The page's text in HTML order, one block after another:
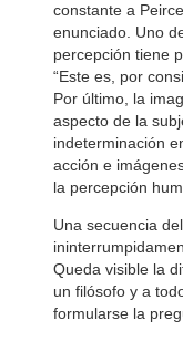
constante a
enunciado. Uno
percepción tiene
“Este es, por
Por último, la
aspecto de la
indeterminación
acción e
la percepción
Una secuencia
Queda visible la
un filósofo y a
formularse la